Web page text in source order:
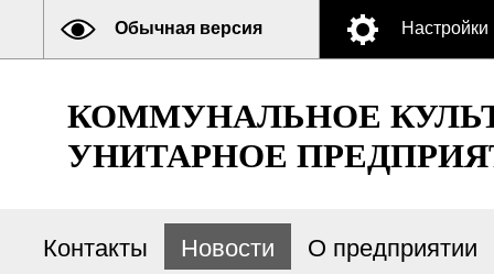
Обычная версия Настройки
КОММУНАЛЬНОЕ
УНИТАРНОЕ
Контакты Новости О предприятии